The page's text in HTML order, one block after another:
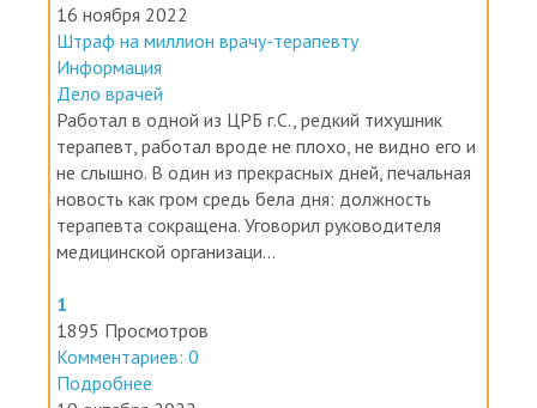
16 ноября 2022
Штраф на миллион врачу-терапевту
Информация
Дело врачей
Работал в одной из ЦРБ г.С., редкий тихушник
терапевт, работал вроде не плохо, не видно его и
не слышно. В один из прекрасных дней, печальная
новость как гром средь бела дня: должность
терапевта сокращена. Уговорил руководителя
медицинской организаци...
1
1895 Просмотров
Комментариев: 0
Подробнее